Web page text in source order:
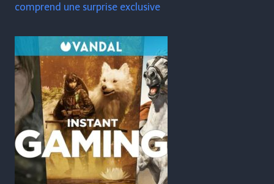
comprend une surprise exclusive